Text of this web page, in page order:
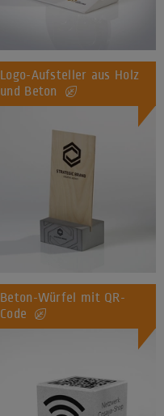
Logo-Aufsteller aus Holz
und Beton
Beton-Würfel mit QR-
Code